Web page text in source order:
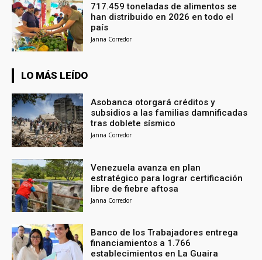
717.459 toneladas de alimentos se
han distribuido en 2026 en todo el
país
Janna Corredor
LO MÁS LEÍDO
Asobanca otorgará créditos y
subsidios a las familias damnificadas
tras doblete sísmico
Janna Corredor
Venezuela avanza en plan
estratégico para lograr certificación
libre de fiebre aftosa
Janna Corredor
Banco de los Trabajadores entrega
financiamientos a 1.766
establecimientos en La Guaira